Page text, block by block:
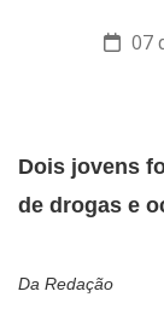
07
Dois jovens
de drogas e
Da Redação